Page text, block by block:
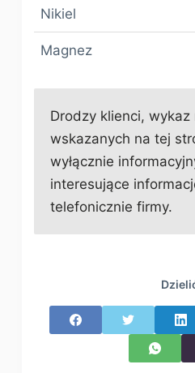
Nikiel
Magnez
Drodzy klienci, wykaz
wskazanych na tej
wyłącznie
interesujące
telefonicznie firmy.